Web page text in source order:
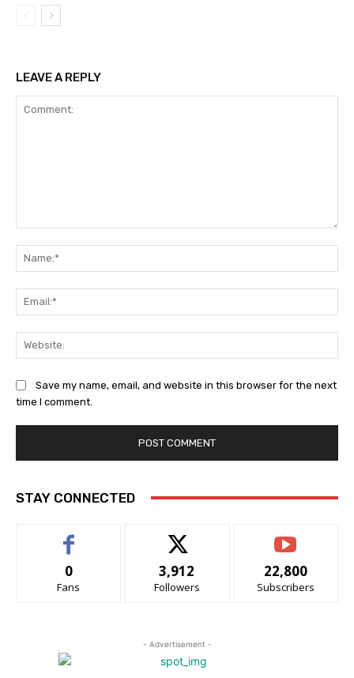
LEAVE A REPLY
Save my name, email, and website in this browser for the next
time I comment.
STAY CONNECTED
0
Fans
3,912
Followers
22,800
Subscribers
- Advertisement -